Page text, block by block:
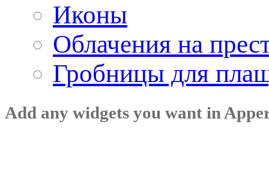
Иконы
Облачения на
Гробницы для
Add any widgets you want in